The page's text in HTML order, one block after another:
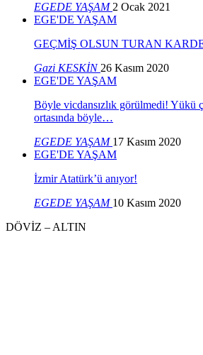
EGEDE YAŞAM 2 Ocak 2021
EGE'DE YAŞAM
GEÇMİŞ OLSUN TURAN
Gazi KESKİN 26 Kasım 2020
EGE'DE YAŞAM
Böyle vicdansızlık görülmedi! Yükü
ortasında böyle…
EGEDE YAŞAM 17 Kasım 2020
EGE'DE YAŞAM
İzmir Atatürk’ü anıyor!
EGEDE YAŞAM 10 Kasım 2020
DÖVİZ – ALTIN